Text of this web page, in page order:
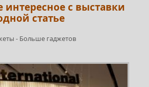
интересное с выставки
статье
- Больше гаджетов